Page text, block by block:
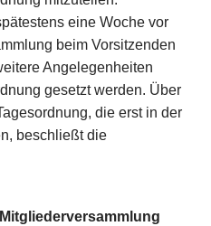
eine Woche vor
beim Vorsitzenden
Angelegenheiten
gesetzt werden. Über
die erst in der
beschließt die